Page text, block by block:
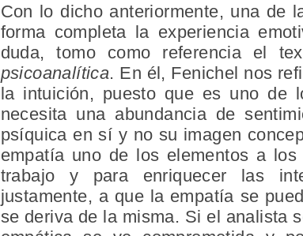
Con lo dicho anteriormente, una de
forma completa la experiencia
duda, tomo como referencia el
psicoanalítica. En él, Fenichel nos
la intuición, puesto que es uno de
necesita una abundancia de
psíquica en sí y no su imagen
empatía uno de los elementos a
trabajo y para enriquecer las
justamente, a que la empatía se
se deriva de la misma. Si el analista